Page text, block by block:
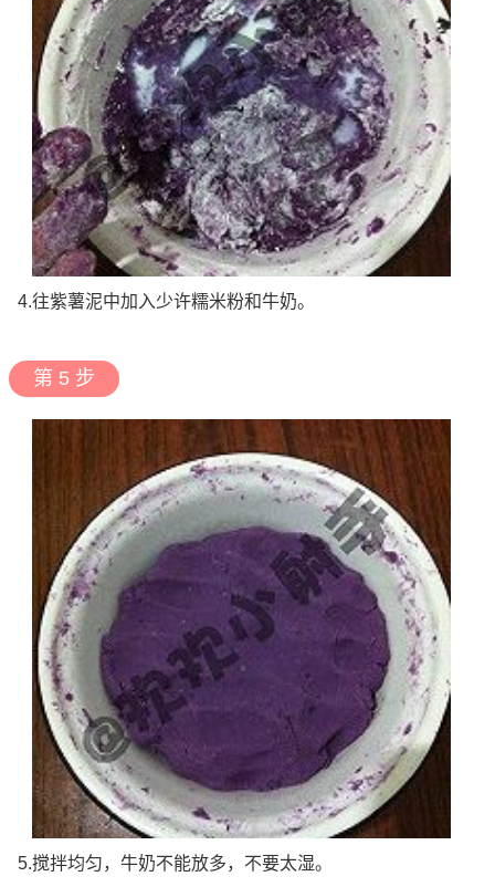
4.往紫薯泥中加入少许糯米粉和牛奶。
第 5 步
5.搅拌均匀，牛奶不能放多，不要太湿。